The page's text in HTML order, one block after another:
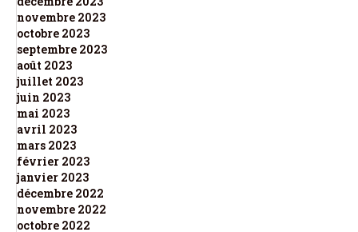
novembre 2023
octobre 2023
septembre 2023
août 2023
juillet 2023
juin 2023
mai 2023
avril 2023
mars 2023
février 2023
janvier 2023
décembre 2022
novembre 2022
octobre 2022